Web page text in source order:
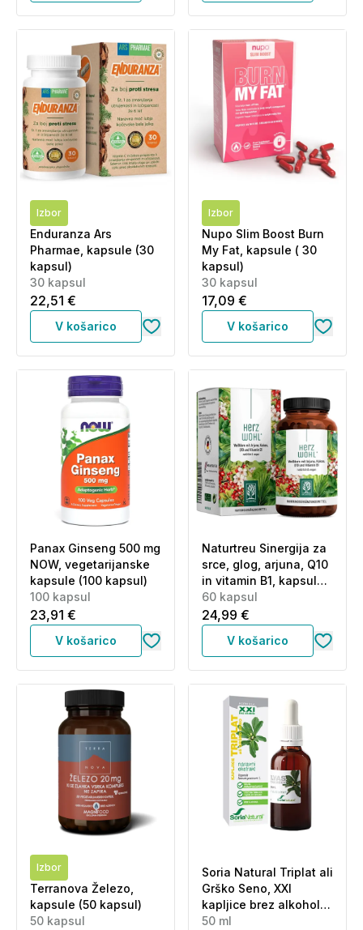
Izbor
Enduranza Ars
Pharmae, kapsule (30
kapsul)
30 kapsul
22,51 €
V košarico
Izbor
Nupo Slim Boost Burn
My Fat, kapsule ( 30
kapsul)
30 kapsul
17,09 €
V košarico
Panax Ginseng 500 mg
NOW, vegetarijanske
kapsule (100 kapsul)
100 kapsul
23,91 €
V košarico
Naturtreu Sinergija za
srce, glog, arjuna, Q10
in vitamin B1, kapsule
(60 kapsul)
60 kapsul
24,99 €
V košarico
Izbor
Terranova Železo,
kapsule (50 kapsul)
50 kapsul
Soria Natural Triplat ali
Grško Seno, XXI
kapljice brez alkohola
(50 ml)
50 ml